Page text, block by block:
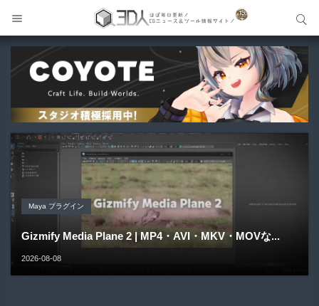
Maya プラグイン
Gizmify Media Plane 2 | MP4・AVI・MKV・MOVな...
2026-08-08
Unreal Engine アセット
Material Parameter Manager | Unreal Engi...
2026-08-07
Unreal Engine アセット
Pipe It | 直感的にパイプ形状を構築出来るUnreal Engine
5...
2026-08-05
Unreal Engine アセット
Directive Utilities | ブループリントライブラリやエディタ
ス...
2026-08-03
Unityエフェクトレシピブック パーツを組み合わせて作れ
る | ktk.kum...
2026-08-03
サイト内検索